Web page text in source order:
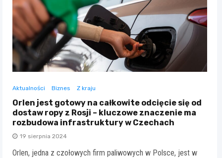
Aktualności Biznes Z kraju
Orlen jest gotowy na całkowite odcięcie się od
dostaw ropy z Rosji – kluczowe znaczenie ma
rozbudowa infrastruktury w Czechach
19 sierpnia 2024
Orlen, jedna z czołowych firm paliwowych w Polsce, jest w